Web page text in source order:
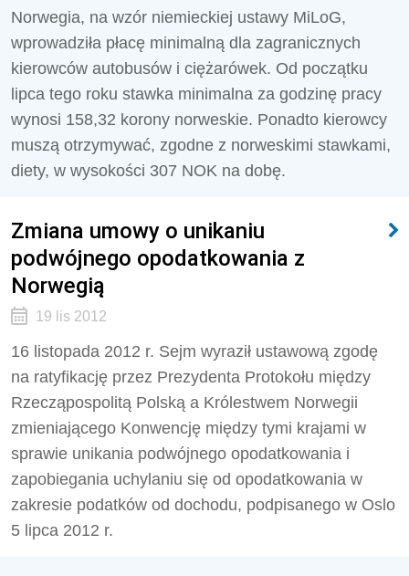
Norwegia, na wzór niemieckiej ustawy MiLoG,
wprowadziła płacę minimalną dla zagranicznych
kierowców autobusów i ciężarówek. Od początku
lipca tego roku stawka minimalna za godzinę pracy
wynosi 158,32 korony norweskie. Ponadto kierowcy
muszą otrzymywać, zgodne z norweskimi stawkami,
diety, w wysokości 307 NOK na dobę.
Zmiana umowy o unikaniu
podwójnego opodatkowania z
Norwegią
19 lis 2012
16 listopada 2012 r. Sejm wyraził ustawową zgodę
na ratyfikację przez Prezydenta Protokołu między
Rzecząpospolitą Polską a Królestwem Norwegii
zmieniającego Konwencję między tymi krajami w
sprawie unikania podwójnego opodatkowania i
zapobiegania uchylaniu się od opodatkowania w
zakresie podatków od dochodu, podpisanego w Oslo
5 lipca 2012 r.